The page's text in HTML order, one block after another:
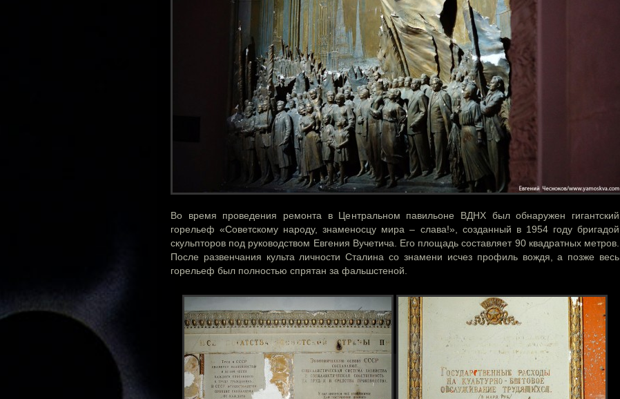
Во время проведения ремонта в Центральном павильоне ВДНХ был обнаружен гигантский
горельеф «Советскому народу, знаменосцу мира – слава!», созданный в 1954 году бригадой
скульпторов под руководством Евгения Вучетича. Его площадь составляет 90 квадратных метров.
После развенчания культа личности Сталина со знамени исчез профиль вождя, а позже весь
горельеф был полностью спрятан за фальшстеной.